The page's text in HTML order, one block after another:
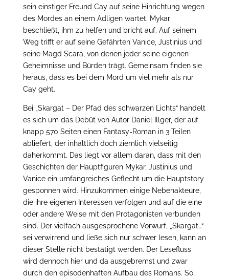
sein einstiger Freund Cay auf seine Hinrichtung wegen
des Mordes an einem Adligen wartet. Mykar
beschließt, ihm zu helfen und bricht auf. Auf seinem
Weg trifft er auf seine Gefährten Vanice, Justinius und
seine Magd Scara, von denen jeder seine eigenen
Geheimnisse und Bürden trägt. Gemeinsam finden sie
heraus, dass es bei dem Mord um viel mehr als nur
Cay geht.
Bei „Skargat – Der Pfad des schwarzen Lichts“ handelt
es sich um das Debüt von Autor Daniel Illger, der auf
knapp 570 Seiten einen Fantasy-Roman in 3 Teilen
abliefert, der inhaltlich doch ziemlich vielseitig
daherkommt. Das liegt vor allem daran, dass mit den
Geschichten der Hauptfiguren Mykar, Justinius und
Vanice ein umfangreiches Geflecht um die Hauptstory
gesponnen wird. Hinzukommen einige Nebenakteure,
die ihre eigenen Interessen verfolgen und auf die eine
oder andere Weise mit den Protagonisten verbunden
sind. Der vielfach ausgesprochene Vorwurf, „Skargat…“
sei verwirrend und ließe sich nur schwer lesen, kann an
dieser Stelle nicht bestätigt werden. Der Lesefluss
wird dennoch hier und da ausgebremst und zwar
durch den episodenhaften Aufbau des Romans. So